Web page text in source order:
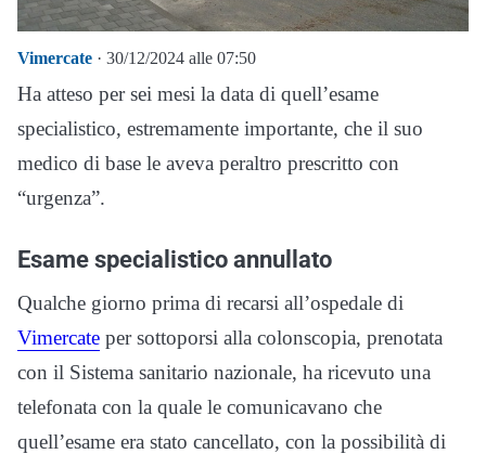
Vimercate · 30/12/2024 alle 07:50
Ha atteso per sei mesi la data di quell’esame
specialistico, estremamente importante, che il suo
medico di base le aveva peraltro prescritto con
“urgenza”.
Esame specialistico annullato
Qualche giorno prima di recarsi all’ospedale di
Vimercate per sottoporsi alla colonscopia, prenotata
con il Sistema sanitario nazionale, ha ricevuto una
telefonata con la quale le comunicavano che
quell’esame era stato cancellato, con la possibilità di